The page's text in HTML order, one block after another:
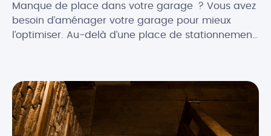
Manque de place dans votre garage ? Vous avez
besoin d’aménager votre garage pour mieux
l’optimiser. Au-delà d’une place de stationnement,
de bricolage, stockage, dressing ou encore
buanderie, voire l’exploiter en pièce de […]